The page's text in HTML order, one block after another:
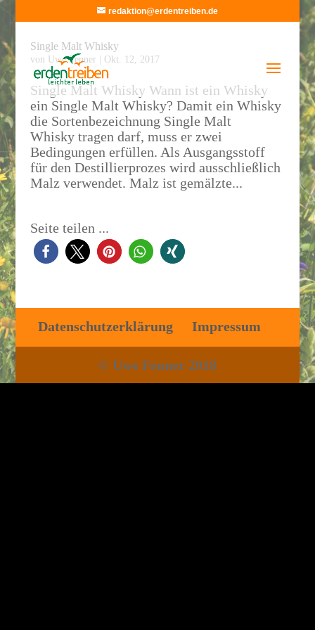
redaktion@erdentreiben.de
Single Malt Whisky
von Uwe Fenner Okt. 12, 2017
Single Malt Whisky Wann ist ein Whisky
ein Single Malt Whisky? Damit ein Whisky
die Sortenbezeichnung Single Malt
Whisky tragen darf, muss er zwei
Bedingungen erfüllen. Als Ausgangsstoff
für den Destillierprozes wird ausschließlich
Malz verwendet. Malz ist gemälzte...
Seite teilen ...
Datenschutzerklärung Impressum
© Uwe Fenner 2018